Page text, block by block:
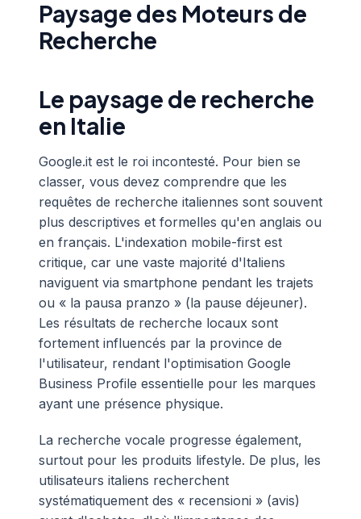
Paysage des Moteurs de
Recherche
Le paysage de recherche
en Italie
Google.it est le roi incontesté. Pour bien se
classer, vous devez comprendre que les
requêtes de recherche italiennes sont souvent
plus descriptives et formelles qu'en anglais ou
en français. L'indexation mobile-first est
critique, car une vaste majorité d'Italiens
naviguent via smartphone pendant les trajets
ou « la pausa pranzo » (la pause déjeuner).
Les résultats de recherche locaux sont
fortement influencés par la province de
l'utilisateur, rendant l'optimisation Google
Business Profile essentielle pour les marques
ayant une présence physique.
La recherche vocale progresse également,
surtout pour les produits lifestyle. De plus, les
utilisateurs italiens recherchent
systématiquement des « recensioni » (avis)